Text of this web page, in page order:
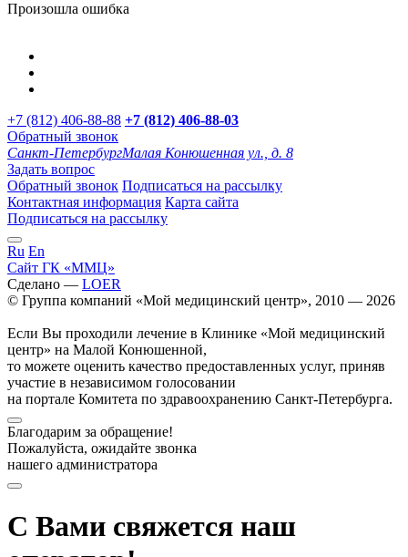
Произошла ошибка
+7 (812) 406-88-88 +7 (812) 406-88-03
Обратный звонок
Санкт-ПетербургМалая Конюшенная ул., д. 8
Задать вопрос
Обратный звонок Подписаться на рассылку
Контактная информация Карта сайта
Подписаться на рассылку
Ru En
Сайт ГК «ММЦ»
Сделано — LOER
© Группа компаний «Мой медицинский центр», 2010 — 2026
Если Вы проходили лечение в Клинике «Мой медицинский
центр» на Малой Конюшенной,
то можете оценить качество предоставленных услуг, приняв
участие в независимом голосовании
на портале Комитета по здравоохранению Санкт-Петербурга.
Благодарим за обращение!
Пожалуйста, ожидайте звонка
нашего администратора
С Вами свяжется наш